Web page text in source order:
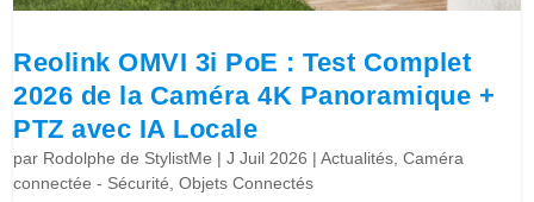
Reolink OMVI 3i PoE : Test Complet
2026 de la Caméra 4K Panoramique +
PTZ avec IA Locale
par Rodolphe de StylistMe |J Juil 2026 |Actualités,Caméra
connectée - Sécurité,Objets Connectés